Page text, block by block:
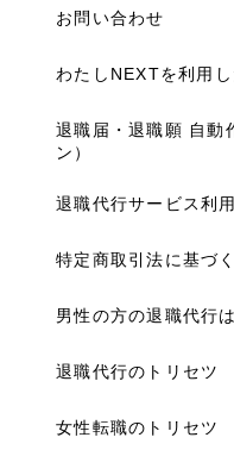
お問い合わせ
わたしNEXTを利用
退職届・退職願 自動
ン）
退職代行サービス利
特定商取引法に基づ
男性の方の退職代行
退職代行のトリセツ
女性転職のトリセツ